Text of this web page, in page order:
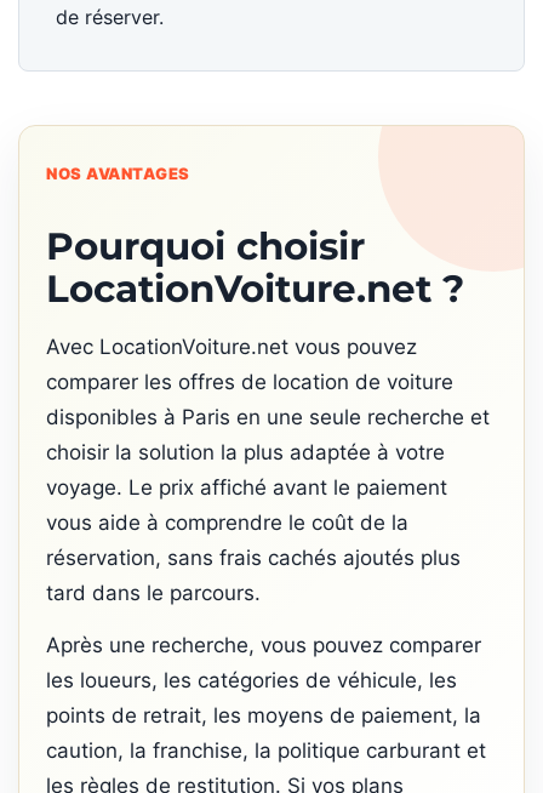
de réserver.
NOS AVANTAGES
Pourquoi choisir
LocationVoiture.net ?
Avec LocationVoiture.net vous pouvez
comparer les offres de location de voiture
disponibles à Paris en une seule recherche et
choisir la solution la plus adaptée à votre
voyage. Le prix affiché avant le paiement
vous aide à comprendre le coût de la
réservation, sans frais cachés ajoutés plus
tard dans le parcours.
Après une recherche, vous pouvez comparer
les loueurs, les catégories de véhicule, les
points de retrait, les moyens de paiement, la
caution, la franchise, la politique carburant et
les règles de restitution. Si vos plans